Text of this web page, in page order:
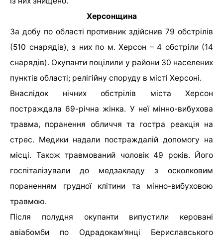
Херсонщина
За добу по області противник здійснив 79 обстрілів
(510 снарядів), з них по м. Херсон – 4 обстріли (14
снарядів). Окупанти поцілили у райони 30 населених
пунктів області; релігійну споруду в місті Херсоні.
Внаслідок нічних обстрілів міста Херсон
постраждала 69-річна жінка. У неї мінно-вибухова
травма, поранення обличчя та гостра реакція на
стрес. Медики надали постраждалій допомогу на
місці. Також травмований чоловік 49 років. Його
госпіталізували до медзакладу з осколковим
пораненням грудної клітини та мінно-вибуховою
травмою.
Після полудня окупанти випустили керовані
авіабомби по Одрадокам’янці Бериславського